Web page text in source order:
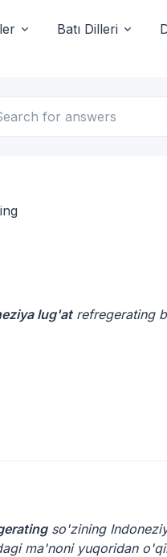
Batı Dilleri
lug'atrefregerating
so'zining
ma'noni yuqoridan